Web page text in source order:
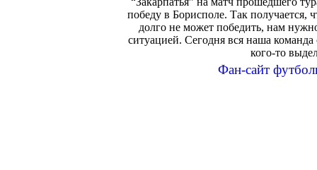
победу в Борисполе. Так получается,
долго не может победить, нам
ситуацией. Сегодня вся наша
кого-то
Фан-сайт